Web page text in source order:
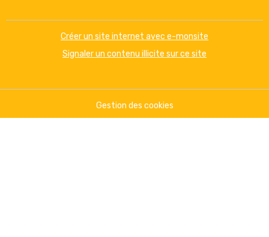
Créer un site internet avec e-monsite
Signaler un contenu illicite sur ce site
Gestion des cookies